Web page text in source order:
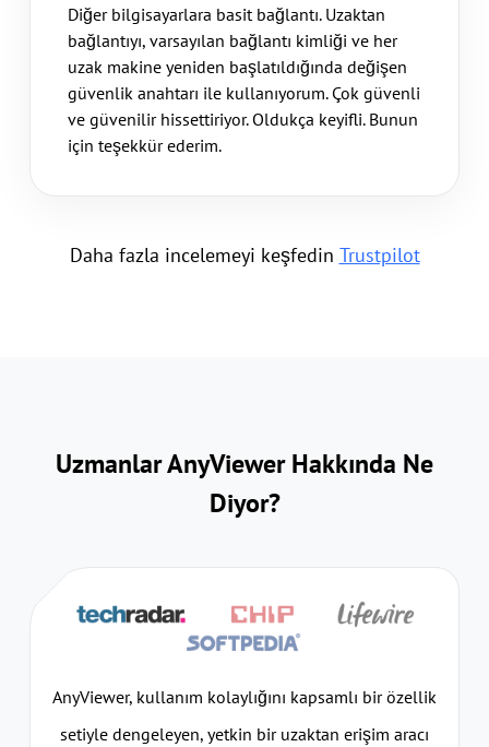
Diğer bilgisayarlara basit bağlantı. Uzaktan
bağlantıyı, varsayılan bağlantı kimliği ve her
uzak makine yeniden başlatıldığında değişen
güvenlik anahtarı ile kullanıyorum. Çok güvenli
ve güvenilir hissettiriyor. Oldukça keyifli. Bunun
için teşekkür ederim.
Daha fazla incelemeyi keşfedin Trustpilot
Uzmanlar AnyViewer Hakkında Ne
Diyor?
AnyViewer, kullanım kolaylığını kapsamlı bir özellik
setiyle dengeleyen, yetkin bir uzaktan erişim aracı